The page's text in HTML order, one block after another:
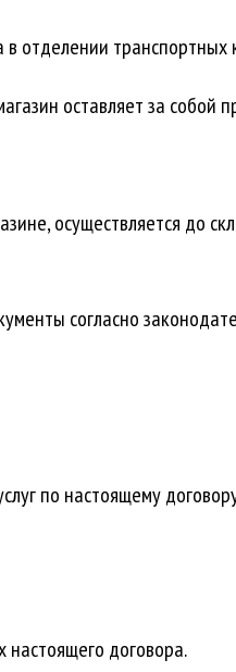
отделении
оставляет за собой
осуществляется до
согласно
по настоящему
настоящего договора.